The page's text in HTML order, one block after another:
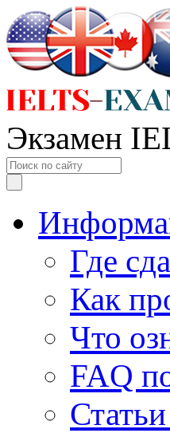
Экзамен
Где
Как
Что
FAQ